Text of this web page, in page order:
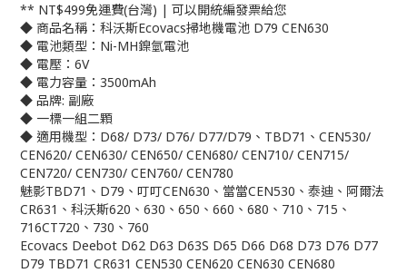
** NT$499免運費(台灣) | 可以開統編發票給您
◆ 商品名稱：科沃斯Ecovacs掃地機電池 D79 CEN630
◆ 電池類型：Ni-MH鎳氫電池
◆ 電壓：6V
◆ 電力容量：3500mAh
◆ 品牌: 副廠
◆ 一標一組二顆
◆ 適用機型：D68/ D73/ D76/ D77/D79、TBD71、CEN530/
CEN620/ CEN630/ CEN650/ CEN680/ CEN710/ CEN715/
CEN720/ CEN730/ CEN760/ CEN780
魅影TBD71、D79、叮叮CEN630、當當CEN530、泰迪、阿爾法
CR631、科沃斯620、630、650、660、680、710、715、
716CT720、730、760
Ecovacs Deebot D62 D63 D63S D65 D66 D68 D73 D76 D77
D79 TBD71 CR631 CEN530 CEN620 CEN630 CEN680